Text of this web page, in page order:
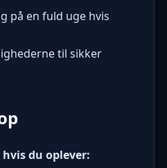
på en fuld uge hvis
til sikker
du oplever: